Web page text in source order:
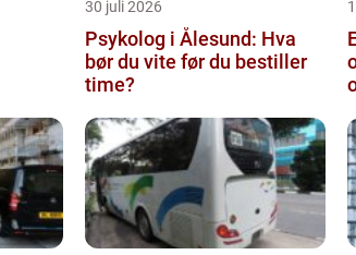
30 juli 2026
Psykolog i Ålesund: Hva
bør du vite før du bestiller
time?